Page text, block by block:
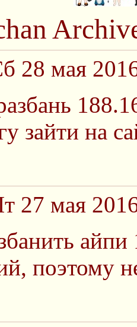
28 мая
зайти на
27 мая
поэтому